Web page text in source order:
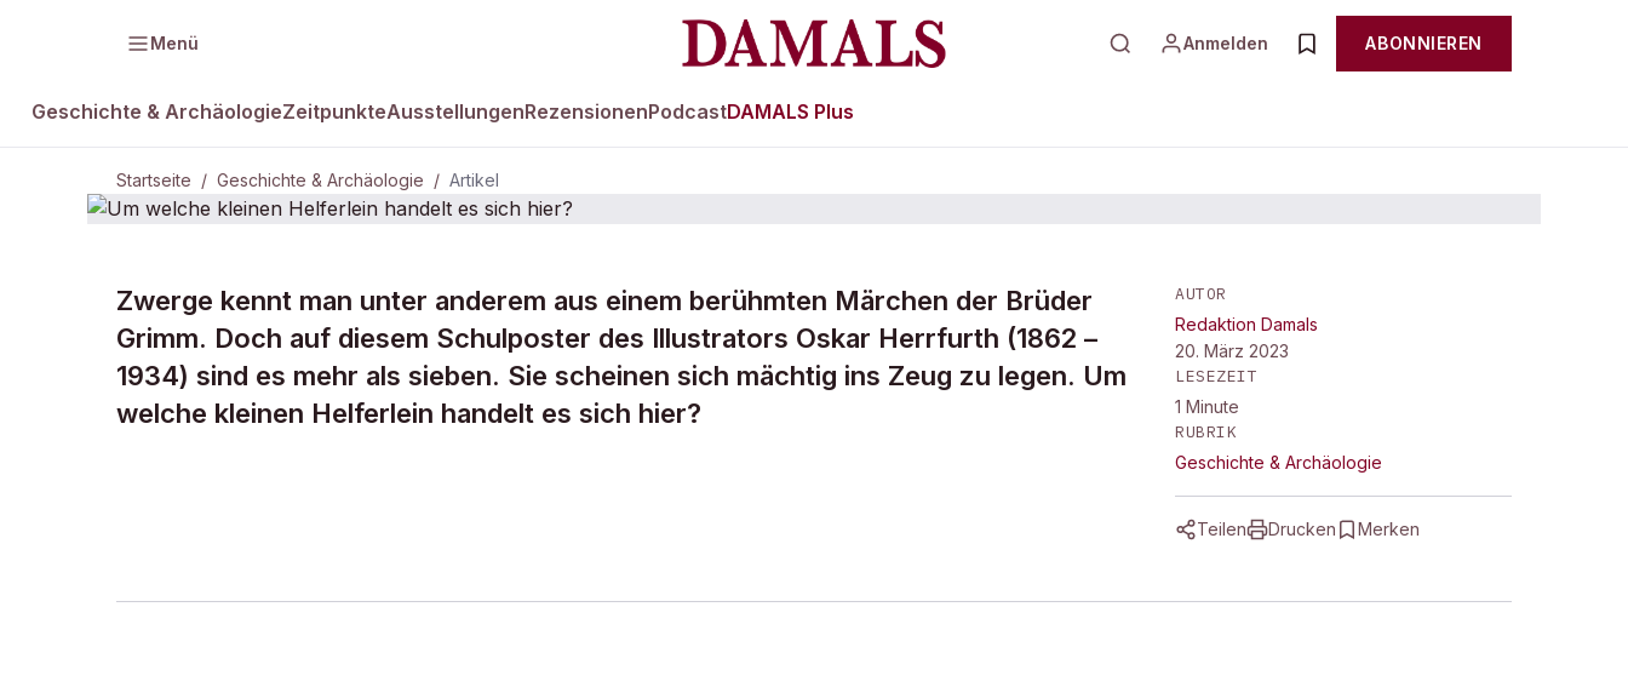
Menü Anmelden ABONNIEREN
Geschichte & ArchäologieZeitpunkteAusstellungenRezensionenPodcastDAMALS Plus
Startseite / Geschichte & Archäologie / Artikel
GESCHICHTE & ARCHÄOLOGIE
Um welche kleinen Helferlein
handelt es sich hier?
Zwerge kennt man unter anderem aus einem berühmten Märchen der Brüder
Grimm. Doch auf diesem Schulposter des Illustrators Oskar Herrfurth (1862 –
1934) sind es mehr als sieben. Sie scheinen sich mächtig ins Zeug zu legen. Um
welche kleinen Helferlein handelt es sich hier?
AUTOR
Redaktion Damals
20. März 2023
LESEZEIT
1 Minute
RUBRIK
Geschichte & Archäologie
Teilen Drucken Merken